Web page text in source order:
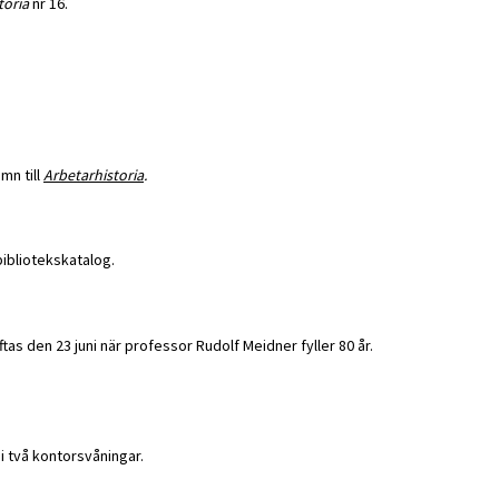
tillArbetarhistoria.
den 23 juni när professor Rudolf Meidner fyller 80 år.
två kontorsvåningar.